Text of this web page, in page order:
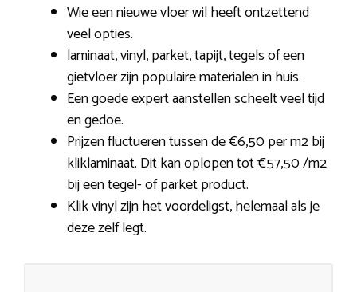
Wie een nieuwe vloer wil heeft ontzettend
veel opties.
laminaat, vinyl, parket, tapijt, tegels of een
gietvloer zijn populaire materialen in huis.
Een goede expert aanstellen scheelt veel tijd
en gedoe.
Prijzen fluctueren tussen de €6,50 per m2 bij
kliklaminaat. Dit kan oplopen tot €57,50 /m2
bij een tegel- of parket product.
Klik vinyl zijn het voordeligst, helemaal als je
deze zelf legt.